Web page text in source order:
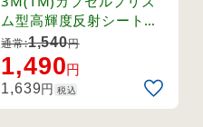
6)
ム型高輝度反射シート。
封入レンズの約4.5倍の輝
度。
通常:1,540円
1,490円
1,639円 税込